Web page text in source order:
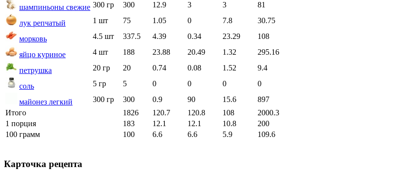
шампиньоны свежие 300 гр 300 12.9 3 3 81
лук репчатый 1 шт 75 1.05 0 7.8 30.75
морковь 4.5 шт 337.5 4.39 0.34 23.29 108
яйцо куриное 4 шт 188 23.88 20.49 1.32 295.16
петрушка 20 гр 20 0.74 0.08 1.52 9.4
соль 5 гр 5 0 0 0 0
майонез легкий 300 гр 300 0.9 90 15.6
897
Итого
1826 120.7 120.8 108
2000.3
1 порция
183 12.1 12.1 10.8
200
100 грамм
100 6.6 6.6 5.9 109.6
Карточка рецепта